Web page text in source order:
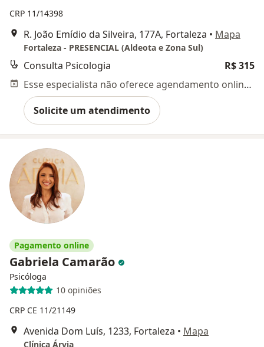
CRP 11/14398
R. João Emídio da Silveira, 177A, Fortaleza • Mapa
Fortaleza - PRESENCIAL (Aldeota e Zona Sul)
Consulta Psicologia
R$ 315
Esse especialista não oferece agendamento online para esse endereço.
Solicite um atendimento
Pagamento online
Gabriela Camarão
Psicóloga
10 opiniões
CRP CE 11/21149
Avenida Dom Luís, 1233, Fortaleza • Mapa
Clínica Árvia